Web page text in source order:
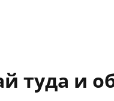
туда и